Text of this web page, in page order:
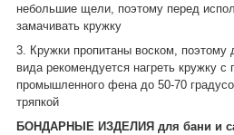
небольшие щели, поэтому перед
замачивать кружку
3. Кружки пропитаны воском, поэтому
вида рекомендуется нагреть кружку
промышленного фена до 50-70
тряпкой
БОНДАРНЫЕ ИЗДЕЛИЯ для бани и